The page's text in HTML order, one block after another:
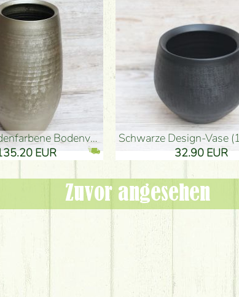
(50x29cm)
schwarze Design-Vase (15x20cm)
32.90 EUR
Zuvor angesehen